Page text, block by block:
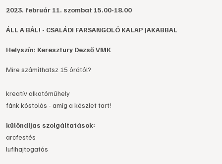
2023. február 11. szombat 15.00-18.00
ÁLL A BÁL! - CSALÁDI FARSANGOLÓ KALAP JAKABBAL
Helyszín: Keresztury Dezső VMK
Mire számíthatsz 15 órától?
kreatív alkotóműhely
fánk kóstolás - amíg a készlet tart!
különdíjas szolgáltatások:
arcfestés
lufihajtogatás